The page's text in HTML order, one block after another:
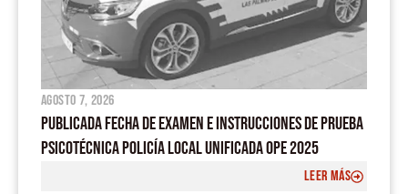
agosto 7, 2026
PUBLICADA FECHA DE EXAMEN E INSTRUCCIONES DE PRUEBA
PSICOTÉCNICA POLICÍA LOCAL UNIFICADA OPE 2025
LEER MÁS